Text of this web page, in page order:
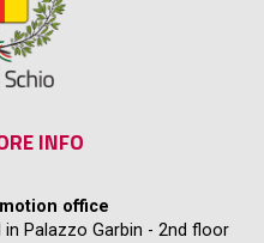
INFO
office
Palazzo Garbin - 2nd floor